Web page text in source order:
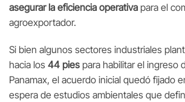
asegurar la eficiencia operativa para el
agroexportador.
Si bien algunos sectores industriales
hacia los 44 pies para habilitar el ingreso
Panamax, el acuerdo inicial quedó fijado
espera de estudios ambientales que